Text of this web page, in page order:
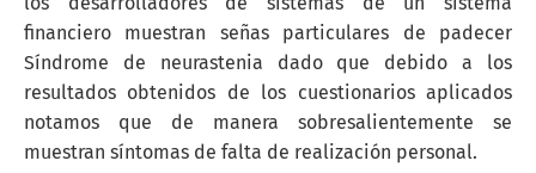
financiero muestran señas particulares de padecer
Síndrome de neurastenia dado que debido a los
resultados obtenidos de los cuestionarios aplicados
notamos que de manera sobresalientemente se
muestran síntomas de falta de realización personal.